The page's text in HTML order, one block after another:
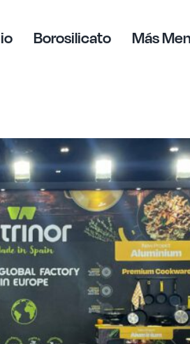
Borosilicato Más